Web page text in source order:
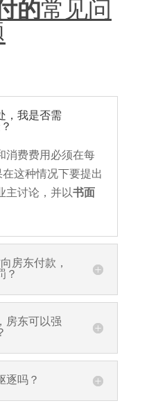
的常见问
，我是否需
消费费用必须在每
这种情况下要提出
主讨论，并以书面
房东付款，
？
房东可以强
逐吗？